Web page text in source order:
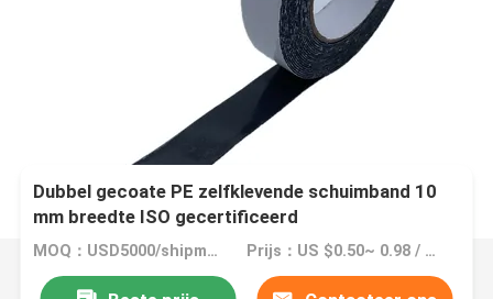
Dubbel gecoate PE zelfklevende schuimband 10
mm breedte ISO gecertificeerd
MOQ：USD5000/shipment Prijs：US $0.50~ 0.98 / Roll